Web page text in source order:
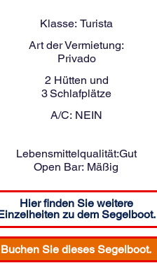
Klasse: Turista
Art der Vermietung:
Privado
2 Hütten und
3Schlafplätze
A/C: NEIN
Lebensmittelqualität:Gut
Open Bar: Mäßig
Hier finden Sie weitere
zu dem Segelboot.
Buchen Sie dieses Segelboot.